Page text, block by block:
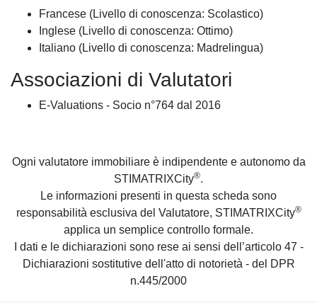
Francese (Livello di conoscenza: Scolastico)
Inglese (Livello di conoscenza: Ottimo)
Italiano (Livello di conoscenza: Madrelingua)
Associazioni di Valutatori
E-Valuations - Socio n°764 dal 2016
Ogni valutatore immobiliare è indipendente e autonomo da
STIMATRIXCity®.
Le informazioni presenti in questa scheda sono
responsabilità esclusiva del Valutatore, STIMATRIXCity®
applica un semplice controllo formale.
I dati e le dichiarazioni sono rese ai sensi dell’articolo 47 -
Dichiarazioni sostitutive dell'atto di notorietà - del DPR
n.445/2000